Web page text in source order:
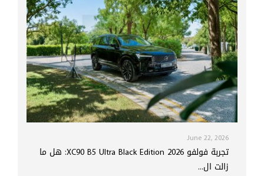
June 22, 2026
تجربة فولفو XC90 B5 Ultra Black Edition 2026: هل ما
زالت ال...